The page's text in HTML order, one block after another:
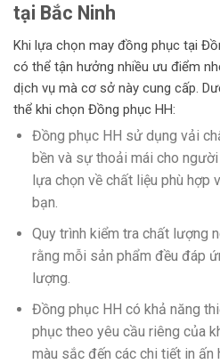
tại Bắc Ninh
Khi lựa chọn may đồng phục tại
có thể tận hưởng nhiều ưu điểm
dịch vụ mà cơ sở này cung cấp.
thể khi chọn Đồng phục HH:
Đồng phục HH sử dụng vải
bền và sự thoải mái cho
lựa chọn về chất liệu phù hợp
bạn.
Quy trình kiểm tra chất lượng
rằng mỗi sản phẩm đều đáp
lượng.
Đồng phục HH có khả năng
phục theo yêu cầu riêng của
màu sắc đến các chi tiết in ấn